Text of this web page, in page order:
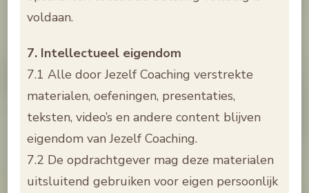
voldaan.
7. Intellectueel eigendom
7.1 Alle door Jezelf Coaching verstrekte
materialen, oefeningen, presentaties,
teksten, video’s en andere content blijven
eigendom van Jezelf Coaching.
7.2 De opdrachtgever mag deze materialen
uitsluitend gebruiken voor eigen persoonlijk